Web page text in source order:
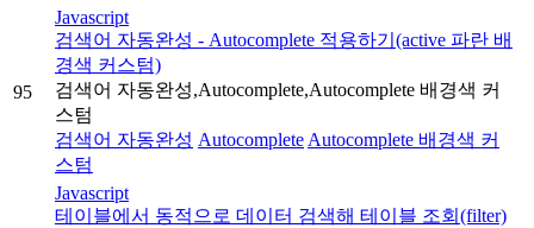
95
Javascript
검색어 자동완성 - Autocomplete 적용하기(active 파란 배
경색 커스텀)
검색어 자동완성,Autocomplete,Autocomplete 배경색 커
스텀
검색어 자동완성 Autocomplete Autocomplete 배경색 커
스텀
Javascript
테이블에서 동적으로 데이터 검색해 테이블 조회(filter)